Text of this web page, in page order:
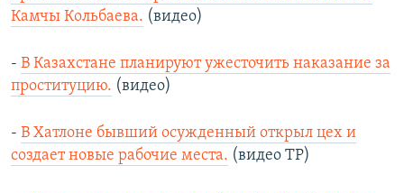
Камчы Кольбаева. (видео)
- В Казахстане планируют ужесточить наказание за
проституцию. (видео)
- В Хатлоне бывший осужденный открыл цех и
создает новые рабочие места. (видео ТР)